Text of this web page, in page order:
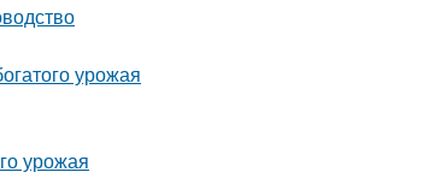
урожая
урожая